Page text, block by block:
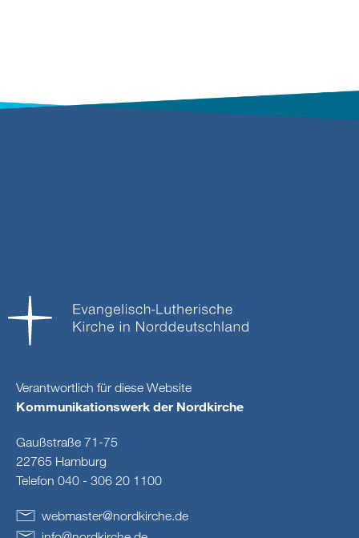
Verantwortlich für diese Website
Kommunikationswerk der Nordkirche
Gaußstraße 71-75
22765 Hamburg
Telefon 040 - 306 20 1100
webmaster@nordkirche.de